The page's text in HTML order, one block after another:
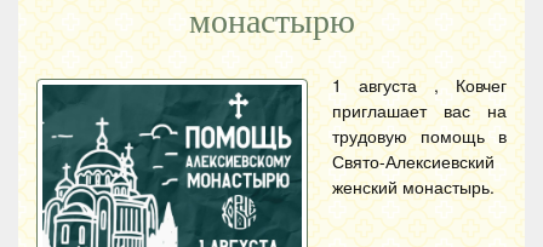
монастырю
1 августа , Ковчег
приглашает вас на
трудовую помощь в
Свято-Алексиевский
женский монастырь.